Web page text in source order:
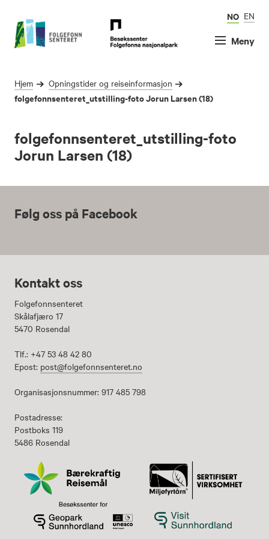
NO EN
Meny
Hjem Opningstider og reiseinformasjon
folgefonnsenteret_utstilling-foto Jorun Larsen (18)
folgefonnsenteret_utstilling-foto
Jorun Larsen (18)
Følg oss på Facebook
Kontakt oss
Folgefonnsenteret
Skålafjæro 17
5470 Rosendal
Tlf.: +47 53 48 42 80
Epost: post@folgefonnsenteret.no
Organisasjonsnummer: 917 485 798
Postadresse:
Postboks 119
5486 Rosendal